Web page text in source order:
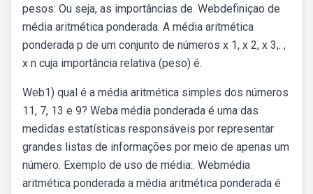
pesos: Ou seja, as importâncias de. Webdefiniçao de
média aritmética ponderada. A média aritmética
ponderada p de um conjunto de números x 1, x 2, x 3,. ,
x n cuja importância relativa (peso) é.
Web1) qual é a média aritmética simples dos números
11, 7, 13 e 9? Weba média ponderada é uma das
medidas estatísticas responsáveis por representar
grandes listas de informações por meio de apenas um
número. Exemplo de uso de média:. Webmédia
aritmética ponderada a média aritmética ponderada é